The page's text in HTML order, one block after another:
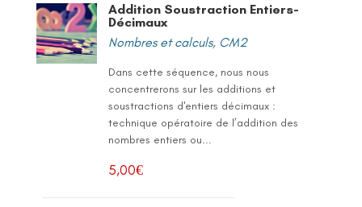
Addition Soustraction Entiers-
Décimaux
Nombres et calculs, CM2
Dans cette séquence, nous nous
concentrerons sur les additions et
soustractions d'entiers décimaux :
technique opératoire de l’addition des
nombres entiers ou...
5,00€